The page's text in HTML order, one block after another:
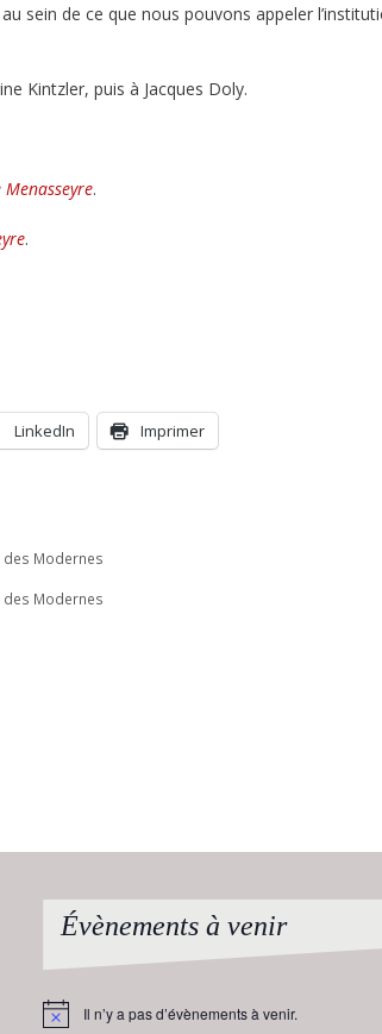
sein de ce que nous pouvons appeler
Kintzler, puis à Jacques Doly.
.
.
LinkedIn Imprimer
des Modernes
des Modernes
Évènements à venir
Notice Il n’y a pas d’évènements à venir.